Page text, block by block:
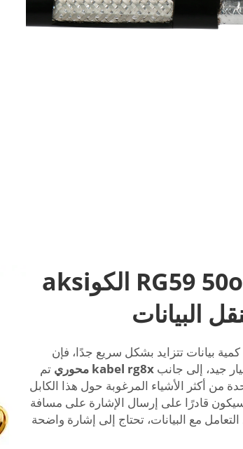
لماذا يعد كابل RG59 50ohm الكوaksi
البيانات
بيانات تتزايد بشكل سريع جدًا، فإن
kabel rg8x محوري
تم
من أكثر الأشياء المرغوبة حول هذا الكابل
قادرًا على إرسال الإشارة على مسافة
مع البيانات، تحتاج إلى إشارة واضحة